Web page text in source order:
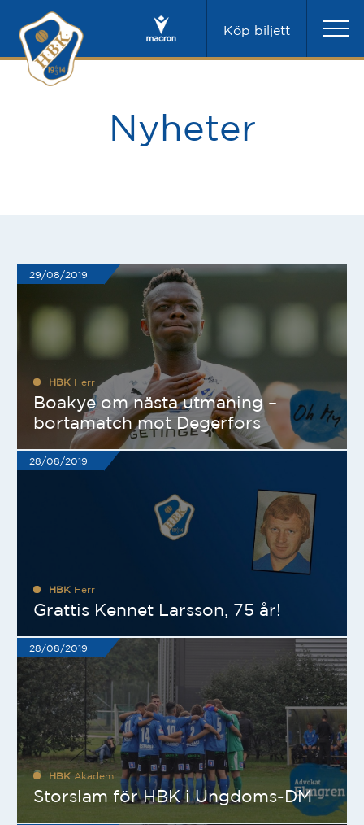
Köp biljett
Nyheter
29/08/2019
HBK Herr
Boakye om nästa utmaning –
bortamatch mot Degerfors
28/08/2019
HBK Herr
Grattis Kennet Larsson, 75 år!
28/08/2019
HBK Akademi
Storslam för HBK i Ungdoms-DM